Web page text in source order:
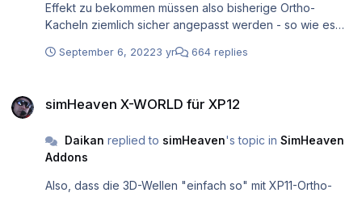
Effekt zu bekommen müssen also bisherige Ortho-
Kacheln ziemlich sicher angepasst werden - so wie es
September 6, 20223 yr 664 replies
simHeaven X-WORLD für XP12
Daikan replied to simHeaven's topic in SimHeaven
Addons
Also, dass die 3D-Wellen "einfach so" mit XP11-Ortho-